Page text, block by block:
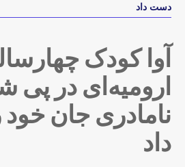
دست داد
آوا کودک
ارومیه‌ای در پی
نامادری جان
داد